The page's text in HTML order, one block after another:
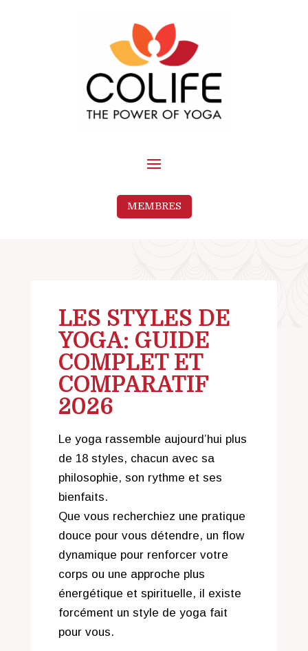
MEMBRES
LES STYLES DE
YOGA: GUIDE
COMPLET ET
COMPARATIF
2026
Le yoga rassemble aujourd’hui plus
de 18 styles, chacun avec sa
philosophie, son rythme et ses
bienfaits.
Que vous recherchiez une pratique
douce pour vous détendre, un flow
dynamique pour renforcer votre
corps ou une approche plus
énergétique et spirituelle, il existe
forcément un style de yoga fait
pour vous.